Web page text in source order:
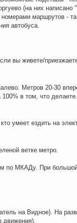
(на них
номерами маршрутов -
автобуса.
вы живете/
Метров 20-30
в том, что делаете.
умеет ездить на
ветке метро.
по МКАДу. При
на Видное). На
движения).